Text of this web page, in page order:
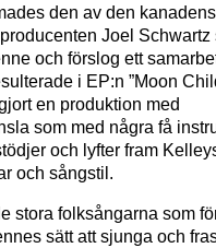
den av den
Joel Schwartz
och förslog ett
i EP:n ”Moon
en produktion med
som med några få
och lyfter fram
och sångstil.
stora folksångarna som
sätt att sjunga och